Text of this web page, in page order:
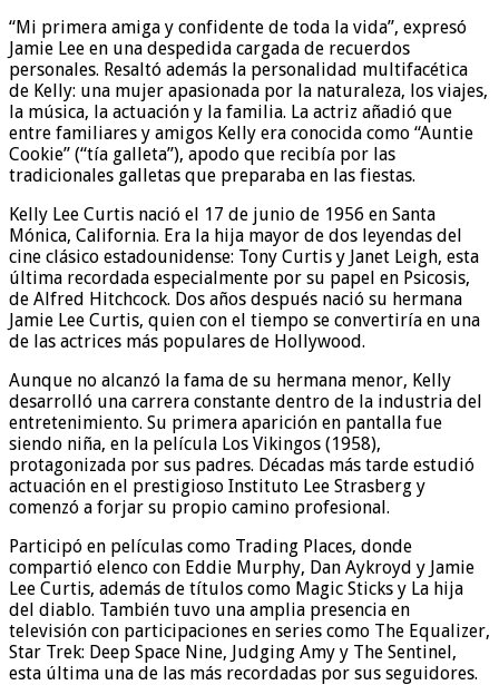
“Mi primera amiga y confidente de toda la vida”, expresó
Jamie Lee en una despedida cargada de recuerdos
personales. Resaltó además la personalidad multifacética
de Kelly: una mujer apasionada por la naturaleza, los viajes,
la música, la actuación y la familia. La actriz añadió que
entre familiares y amigos Kelly era conocida como “Auntie
Cookie” (“tía galleta”), apodo que recibía por las
tradicionales galletas que preparaba en las fiestas.
Kelly Lee Curtis nació el 17 de junio de 1956 en Santa
Mónica, California. Era la hija mayor de dos leyendas del
cine clásico estadounidense: Tony Curtis y Janet Leigh, esta
última recordada especialmente por su papel en Psicosis,
de Alfred Hitchcock. Dos años después nació su hermana
Jamie Lee Curtis, quien con el tiempo se convertiría en una
de las actrices más populares de Hollywood.
Aunque no alcanzó la fama de su hermana menor, Kelly
desarrolló una carrera constante dentro de la industria del
entretenimiento. Su primera aparición en pantalla fue
siendo niña, en la película Los Vikingos (1958),
protagonizada por sus padres. Décadas más tarde estudió
actuación en el prestigioso Instituto Lee Strasberg y
comenzó a forjar su propio camino profesional.
Participó en películas como Trading Places, donde
compartió elenco con Eddie Murphy, Dan Aykroyd y Jamie
Lee Curtis, además de títulos como Magic Sticks y La hija
del diablo. También tuvo una amplia presencia en
televisión con participaciones en series como The Equalizer,
Star Trek: Deep Space Nine, Judging Amy y The Sentinel,
esta última una de las más recordadas por sus seguidores.